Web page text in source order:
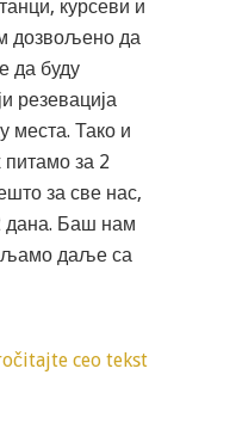
курсеви и
дозвољено да
да буду
резевација
места. Тако и
за 2
за све нас,
дана. Баш нам
даље са
ceo tekst